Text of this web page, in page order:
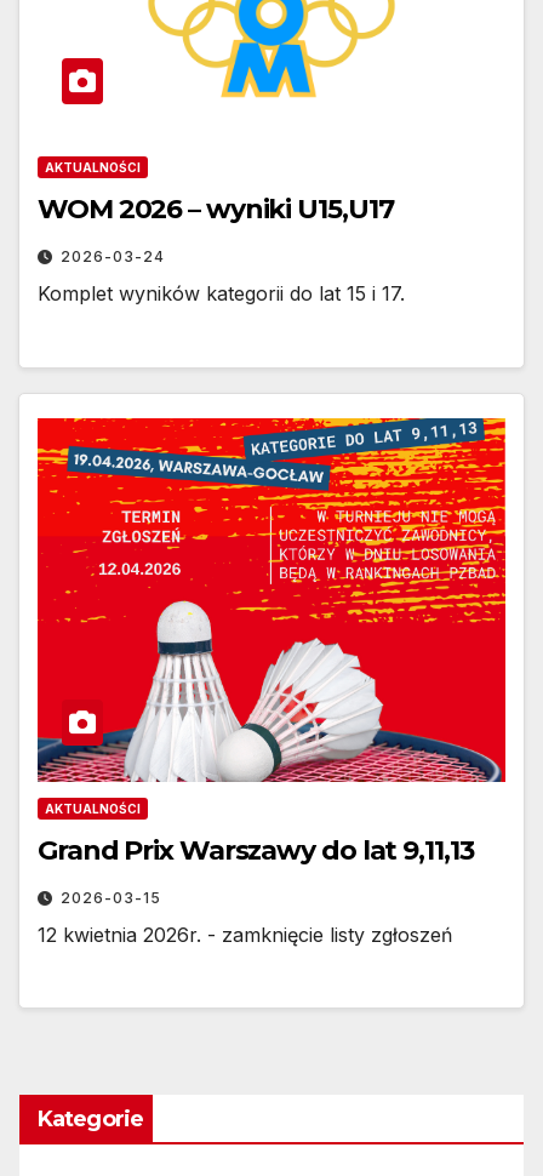
AKTUALNOŚCI
WOM 2026 – wyniki U15,U17
2026-03-24
Komplet wyników kategorii do lat 15 i 17.
AKTUALNOŚCI
Grand Prix Warszawy do lat 9,11,13
2026-03-15
12 kwietnia 2026r. - zamknięcie listy zgłoszeń
Kategorie